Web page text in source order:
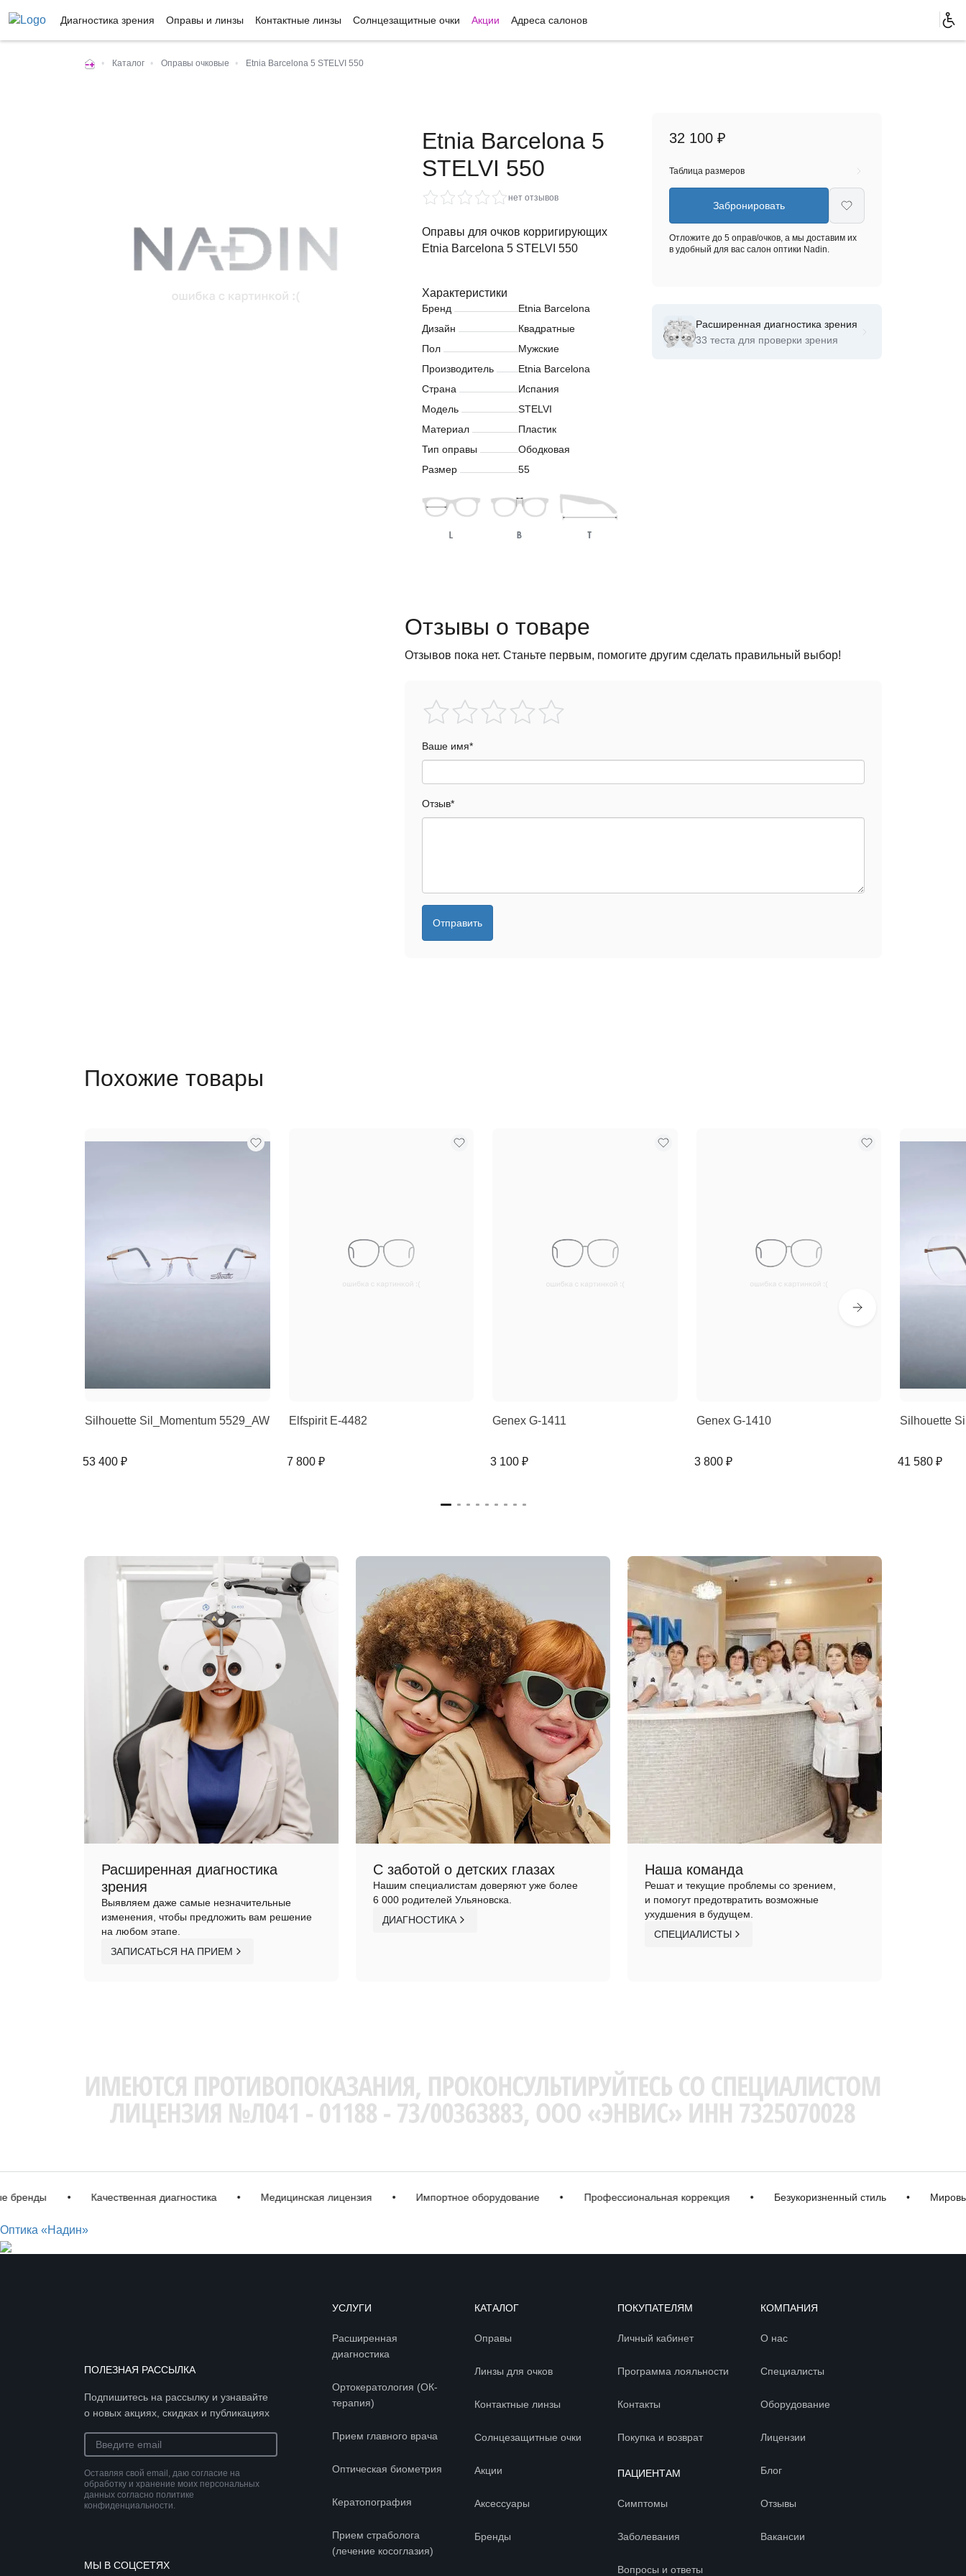
Диагностика зрения Оправы и линзы Контактные линзы Солнцезащитные очки Акции Адреса салонов
• Каталог • Оправы очковые • Etnia Barcelona 5 STELVI 550
Etnia Barcelona 5
STELVI 550
нет отзывов
Оправы для очков корригирующих
Etnia Barcelona 5 STELVI 550
Характеристики
Бренд
Etnia Barcelona
Дизайн
Квадратные
Пол
Мужские
Производитель
Etnia Barcelona
Страна
Испания
Модель
STELVI
Материал
Пластик
Тип оправы
Ободковая
Размер
55
32 100 ₽
Таблица размеров
Забронировать
Отложите до 5 оправ/очков, а мы доставим их
в удобный для вас салон оптики Nadin.
Расширенная диагностика зрения
33 теста для проверки зрения
Отзывы о товаре
Отзывов пока нет. Станьте первым, помогите другим сделать правильный выбор!
Ваше имя*
Отзыв*
Отправить
Похожие товары
Silhouette Sil_Momentum 5529_AW
53 400 ₽
Elfspirit E-4482
7 800 ₽
Genex G-1411
3 100 ₽
Genex G-1410
3 800 ₽
Silhouette
41 580 ₽
Расширенная диагностика
зрения
Выявляем даже самые незначительные
изменения, чтобы предложить вам решение
на любом этапе.
ЗАПИСАТЬСЯ НА ПРИЕМ
С заботой о детских глазах
Нашим специалистам доверяют уже более
6 000 родителей Ульяновска.
ДИАГНОСТИКА
Наша команда
Решат и текущие проблемы со зрением,
и помогут предотвратить возможные
ухудшения в будущем.
СПЕЦИАЛИСТЫ
• Качественная диагностика • Медицинская лицензия • Импортное оборудование • Профессиональная коррекция • Безукоризненный стиль • Мировые
Оптика «Надин»
ПОЛЕЗНАЯ РАССЫЛКА
Подпишитесь на рассылку и узнавайте
о новых акциях, скидках и публикациях
Оставляя свой email, даю согласие на
обработку и хранение моих персональных
данных согласно политике
конфиденциальности.
МЫ В СОЦСЕТЯХ
УСЛУГИ
Расширенная
диагностика
Ортокератология (ОК-
терапия)
Прием главного врача
Оптическая биометрия
Кератопография
Прием страболога
(лечение косоглазия)
КАТАЛОГ
Оправы
Линзы для очков
Контактные линзы
Солнцезащитные очки
Акции
Аксессуары
Бренды
ПОКУПАТЕЛЯМ
Личный кабинет
Программа лояльности
Контакты
Покупка и возврат
ПАЦИЕНТАМ
Симптомы
Заболевания
Вопросы и ответы
КОМПАНИЯ
О нас
Специалисты
Оборудование
Лицензии
Блог
Отзывы
Вакансии